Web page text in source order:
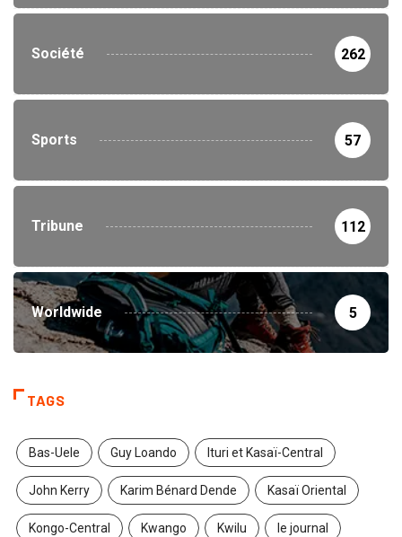
Société 262
Sports 57
Tribune 112
Worldwide 5
TAGS
Bas-Uele Guy Loando Ituri et Kasaï-Central
John Kerry Karim Bénard Dende Kasaï Oriental
Kongo-Central Kwango Kwilu le journal